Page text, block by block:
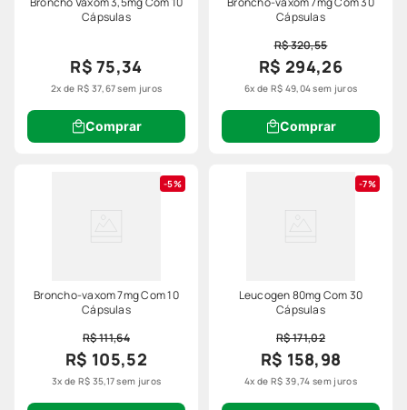
Cápsulas
R$ 75,34
2x de R$ 37,67sem juros
Comprar
Cápsulas
R$ 320,55
R$ 294,26
6x de R$ 49,04sem juros
Comprar
5%
Broncho-vaxom 7mg Com 10
Cápsulas
R$ 111,64
R$ 105,52
3x de R$ 35,17sem juros
7%
Leucogen 80mg Com 30
Cápsulas
R$ 171,02
R$ 158,98
4x deR$ 39,74 sem juros